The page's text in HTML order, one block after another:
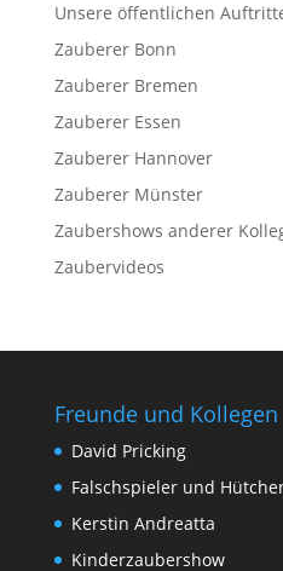
Unsere öffentlichen
Zauberer Bonn
Zauberer Bremen
Zauberer Essen
Zauberer Hannover
Zauberer Münster
Zaubershows anderer
Zaubervideos
Freunde und Kollegen
David Pricking
Falschspieler und
Kerstin Andreatta
Kinderzaubershow